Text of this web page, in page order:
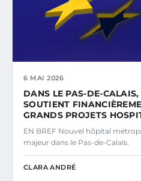
6 MAI 2026
DANS LE PAS-DE-CALAIS,
SOUTIENT
GRANDS PROJETS
EN BREF Nouvel hôpital
majeur dans le Pas-de-Calais.
CLARA ANDRÉ